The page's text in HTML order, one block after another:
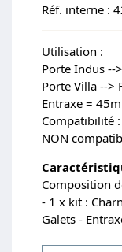
Réf. interne :
Utilisation :
Porte Indus --
Porte Villa -->
Entraxe =
Compatibilité :
NON
Composition
- 1 x kit :
Galets -